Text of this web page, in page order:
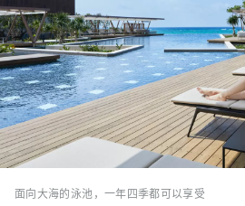
面向大海的泳池，一年四季都可以享受